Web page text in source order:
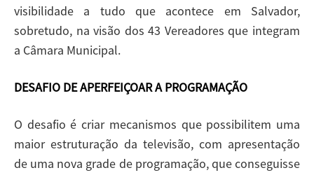
visibilidade a tudo que acontece em Salvador,
sobretudo, na visão dos 43 Vereadores que integram
a Câmara Municipal.
DESAFIO DE APERFEIÇOAR A PROGRAMAÇÃO
O desafio é criar mecanismos que possibilitem uma
maior estruturação da televisão, com apresentação
de uma nova grade de programação, que conseguisse